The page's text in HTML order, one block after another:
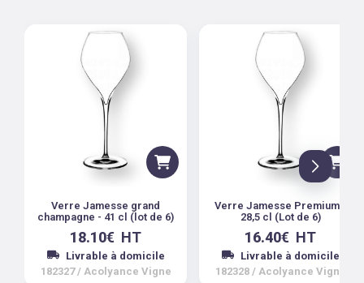
Verre Jamesse grand
champagne - 41 cl (lot de 6)
18.10€ HT
Livrable à domicile
182327 / Acolyance Vigne
Verre Jamesse Premium -
28,5 cl (Lot de 6)
16.40€ HT
Livrable à domicile
182328 / Acolyance Vigne